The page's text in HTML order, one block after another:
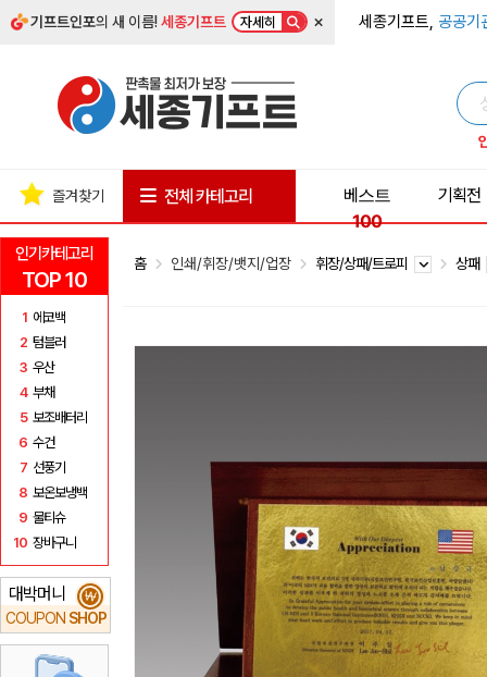
기프트인포의 새 이름!세종기프트 자세히 × 세종기프트, 공공기
인기카테고리
TOP 10
1 에코백
2 텀블러
3 우산
4 부채
5 보조배터리
6 수건
7 선풍기
8 보온보냉백
9 물티슈
10 장바구니
대박머니
COUPON SHOP
₩
즐겨찾기 전체 카테고리
베스트
100
기획전
홈 인쇄/휘장/뱃지/업장 휘장/상패/트로피 상패